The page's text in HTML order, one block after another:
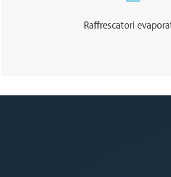
Raffrescatori